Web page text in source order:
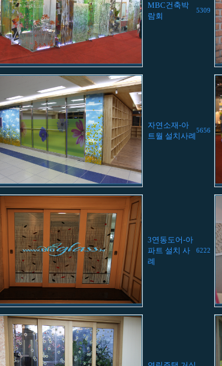
MBC건축박
람회
5309
자연소재-아
트월 설치사례
5656
3연동도어-아
파트 설치 사
례
6222